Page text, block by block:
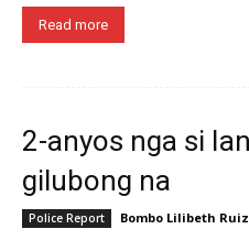
Read more
2-anyos nga si
gilubong na
Police Report Bombo Lilibeth Ruiz